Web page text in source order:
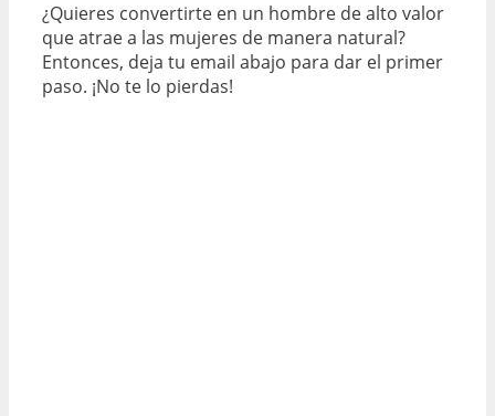
¿Quieres convertirte en un hombre de alto valor
que atrae a las mujeres de manera natural?
Entonces, deja tu email abajo para dar el primer
paso. ¡No te lo pierdas!